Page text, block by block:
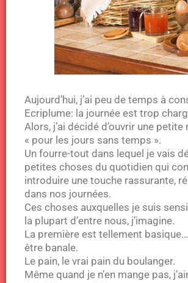
Aujourd’hui, j’ai peu de temps à
Ecriplume: la journée est trop
Alors, j’ai décidé d’ouvrir une petite
« pour les jours sans temps ».
Un fourre-tout dans lequel je vais
petites choses du quotidien qui
introduire une touche rassurante,
dans nos journées.
Ces choses auxquelles je suis
la plupart d’entre nous, j’imagine.
La première est tellement
être banale.
Le pain, le vrai pain du boulanger.
Même quand je n’en mange pas,